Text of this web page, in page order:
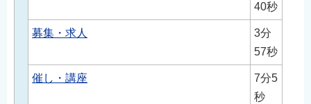
40秒
募集・求人
3分
57秒
催し・講座
7分5
秒
नेपाली